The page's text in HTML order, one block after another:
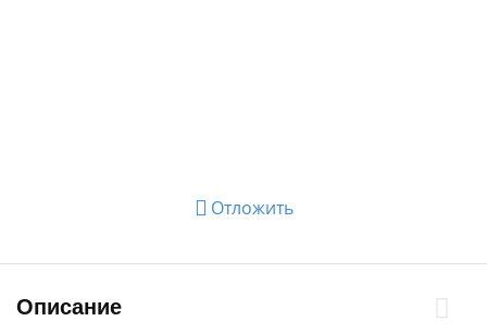
Отложить
Описание